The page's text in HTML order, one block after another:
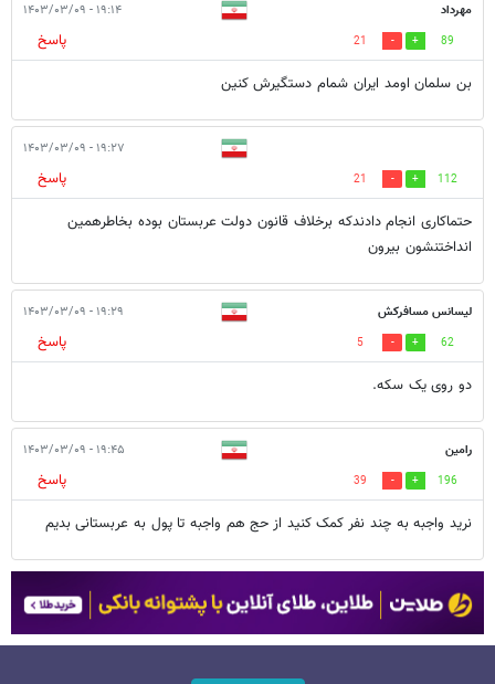
مهرداد ۱۹:۱۴ - ۱۴۰۳/۰۳/۰۹
89
21
پاسخ
بن سلمان اومد ایران شمام دستگیرش کنین
۱۹:۲۷ - ۱۴۰۳/۰۳/۰۹
112
21
پاسخ
حتماکاری انجام دادندکه برخلاف قانون دولت عربستان بوده بخاطرهمین
انداختنشون بیرون
لیسانس مسافرکش ۱۹:۲۹ - ۱۴۰۳/۰۳/۰۹
62
5
پاسخ
دو روی یک سکه.
رامین ۱۹:۴۵ - ۱۴۰۳/۰۳/۰۹
196
39
پاسخ
نرید واجبه به چند نفر کمک کنید از حج هم واجبه تا پول به عربستانی بدیم